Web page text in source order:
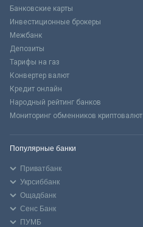
Банковские карты
Инвестиционные брокеры
Межбанк
Депозиты
Тарифы на газ
Конвертер валют
Кредит онлайн
Народный рейтинг банков
Мониторинг обменников криптовалют
Популярные банки
Приватбанк
Укрсиббанк
Ощадбанк
Сенс Банк
ПУМБ